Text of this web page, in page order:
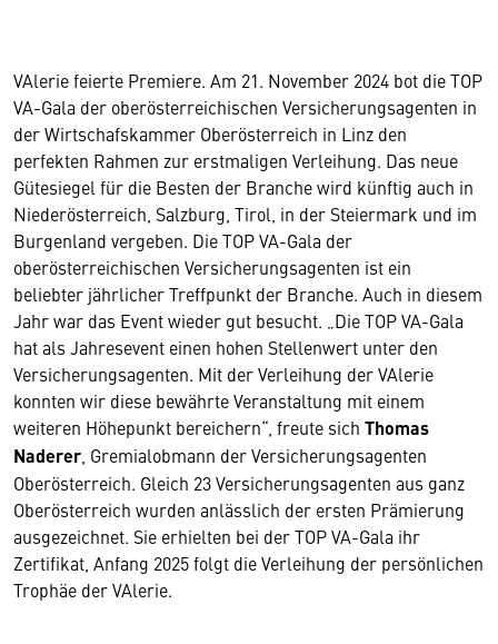
VAlerie feierte Premiere. Am 21. November 2024 bot die TOP
VA-Gala der oberösterreichischen Versicherungsagenten in
der Wirtschafskammer Oberösterreich in Linz den
perfekten Rahmen zur erstmaligen Verleihung. Das neue
Gütesiegel für die Besten der Branche wird künftig auch in
Niederösterreich, Salzburg, Tirol, in der Steiermark und im
Burgenland vergeben. Die TOP VA-Gala der
oberösterreichischen Versicherungsagenten ist ein
beliebter jährlicher Treffpunkt der Branche. Auch in diesem
Jahr war das Event wieder gut besucht. „Die TOP VA-Gala
hat als Jahresevent einen hohen Stellenwert unter den
Versicherungsagenten. Mit der Verleihung der VAlerie
konnten wir diese bewährte Veranstaltung mit einem
weiteren Höhepunkt bereichern“, freute sich Thomas
Naderer , Gremialobmann der Versicherungsagenten
Oberösterreich. Gleich 23 Versicherungsagenten aus ganz
Oberösterreich wurden anlässlich der ersten Prämierung
ausgezeichnet. Sie erhielten bei der TOP VA-Gala ihr
Zertifikat, Anfang 2025 folgt die Verleihung der persönlichen
Trophäe der VAlerie.